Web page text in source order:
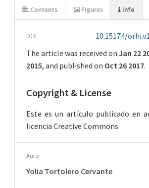
DOI
10.15174/
The article was received on Jan 22
2015, and published on Oct 26 2017.
Copyright & License
Este es un artículo publicado en
licencia Creative Commons
Autor
Yolia Tortolero Cervante
Contents Figures Info